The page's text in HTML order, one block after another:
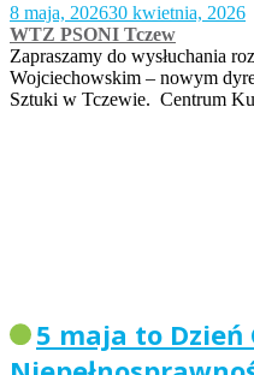
8 maja, 202630 kwietnia, 2026
WTZ PSONI Tczew
Zapraszamy do wysłuchania
Wojciechowskim – nowym
Sztuki w Tczewie. Centrum
5 maja to Dzień